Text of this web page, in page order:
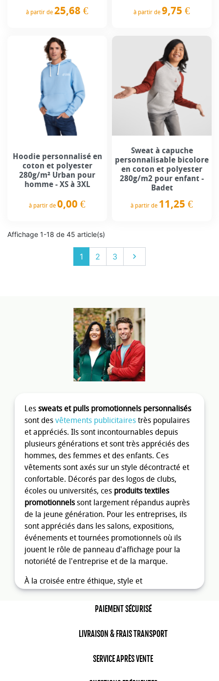
Les sweats et pulls promotionnels personnalisés
sont des vêtements publicitaires très populaires
et appréciés. Ils sont incontournables depuis
plusieurs générations et sont très appréciés des
hommes, des femmes et des enfants. Ces
vêtements sont axés sur un style décontracté et
confortable. Décorés par des logos de clubs,
écoles ou universités, ces produits textiles
promotionnelssont largement répandus auprès
de la jeune génération. Pour les entreprises, ils
sont appréciés dans les salons, expositions,
événements et tournées promotionnels où ils
jouent le rôle de panneau d'affichage pour la
notoriété de l'entreprise et de la marque.
À la croisée entre éthique, style et
communication, lesweat made in France
renforce votre image de marque
Sweat personnalisable pour
sweats shirt personnalisés
à partir de 25,68 € à partir de 9,75 €
Hoodie personnalisé en
coton et polyester
280g/m² Urban pour
homme - XS à 3XL
à partir de 0,00 €
Sweat à capuche
personnalisable bicolore
en coton et polyester
280g/m2 pour enfant -
Badet
à partir de 11,25 €
Affichage 1-18 de 45 article(s)
1 2 3 Suivant

PAIEMENT SÉCURISÉ
LIVRAISON & FRAIS TRANSPORT
SERVICE APRÈS VENTE